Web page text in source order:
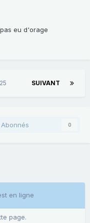
eu d'orage
SUIVANT
Abonnés 0
en ligne
page.